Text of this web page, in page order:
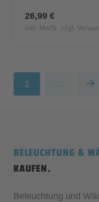
26,99 €
inkl. MwSt. zzgl.
1 …
BELEUCHTUNG &
KAUFEN.
Beleuchtung und